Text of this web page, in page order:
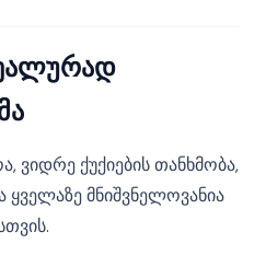
ქუქიების თანხმობა,
მნიშვნელოვანია